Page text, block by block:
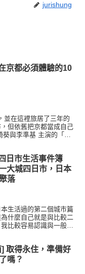
jurishung
京都必須體驗的10
並在這裡旅居了三年的
但依舊把京都當成自己
與李準基 主演的「初
日市生活事件簿
大城四日市，日本
落
生活過的第二個城市篇
什麼自己就是與比較二
比較容易認識與一般日
取得永住，準備好
嗎？